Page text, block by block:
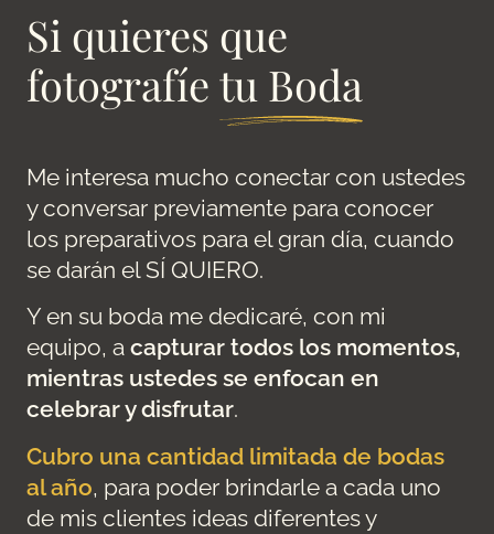
Si quieres que
fotografíetu Boda
Me interesa mucho conectar con ustedes
y conversar previamente para conocer
los preparativos para el gran día, cuando
se darán el SÍ QUIERO.
Y en su boda me dedicaré, con mi
equipo, a capturar todos los momentos,
mientras ustedes se enfocan en
celebrar y disfrutar.
Cubro una cantidad limitada de bodas
al año, para poder brindarle a cada uno
de mis clientes ideas diferentes y